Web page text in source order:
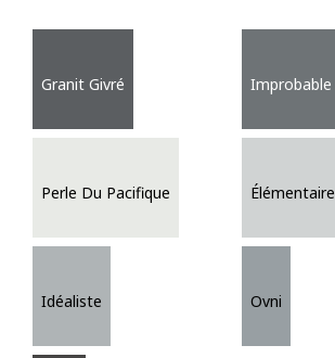
Granit Givré Improbable
Perle Du Pacifique Élémentaire
Idéaliste Ovni